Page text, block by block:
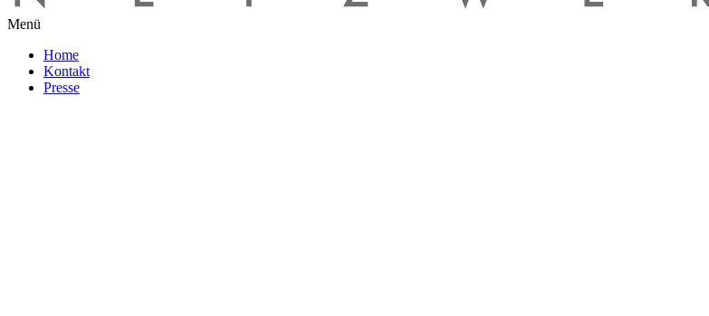
Menü
Home
Kontakt
Presse